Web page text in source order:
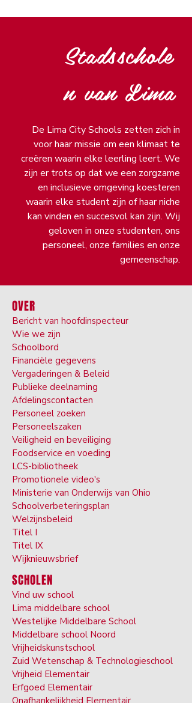
Stadsschole
n van Lima
De Lima City Schools zetten zich in
voor haar missie om een klimaat te
creëren waarin elke leerling leert. We
zijn er trots op dat we een zorgzame
en inclusieve omgeving koesteren
waarin elke student zijn of haar niche
kan vinden en succesvol kan zijn. Wij
geloven in onze studenten, ons
personeel, onze families en onze
gemeenschap.
OVER
Bericht van hoofdinspecteur
Wie we zijn
Schoolbord
Financiële gegevens
Vergaderingen & Beleid
Publieke deelnaming
Afdelingscontacten
Personeel zoeken
Personeelszaken
Veiligheid en beveiliging
Foodservice en voeding
LCS-bibliotheek
Promotionele video's
Ministerie van Onderwijs van Ohio
Schoolverbeteringsplan
Welzijnsbeleid
Titel I
Titel IX
Wijknieuwsbrief
SCHOLEN
Vind uw school
Lima middelbare school
Westelijke Middelbare School
Middelbare school Noord
Vrijheidskunstschool
Zuid Wetenschap & Technologieschool
Vrijheid Elementair
Erfgoed Elementair
Onafhankelijkheid Elementair